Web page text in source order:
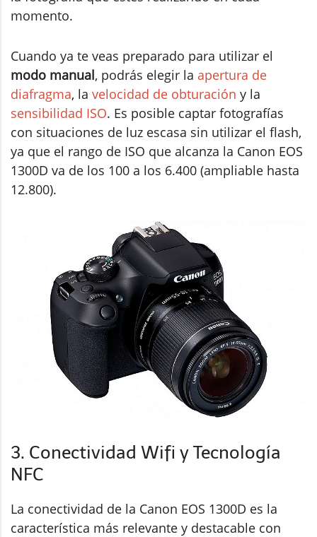
momento.
Cuando ya te veas preparado para utilizar el
modo manual, podrás elegir la apertura de
diafragma, la velocidad de obturación y la
sensibilidad ISO. Es posible captar fotografías
con situaciones de luz escasa sin utilizar el flash,
ya que el rango de ISO que alcanza la Canon EOS
1300D va de los 100 a los 6.400 (ampliable hasta
12.800).
3. Conectividad Wifi y Tecnología
NFC
La conectividad de la Canon EOS 1300D es la
característica más relevante y destacable con